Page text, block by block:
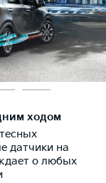
ходом
датчики на
о любых